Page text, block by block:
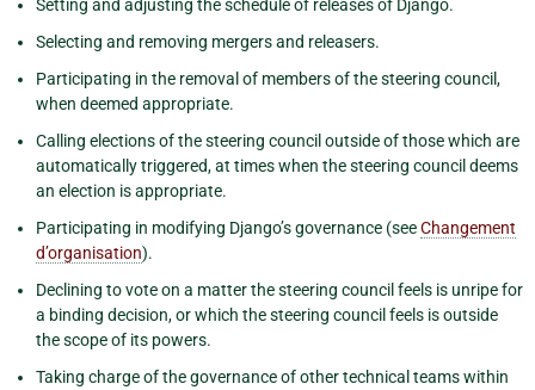
Setting and adjusting the schedule of releases of Django.
Selecting and removing mergers and releasers.
Participating in the removal of members of the steering council,
when deemed appropriate.
Calling elections of the steering council outside of those which are
automatically triggered, at times when the steering council deems
an election is appropriate.
Participating in modifying Django’s governance (seeChangement
d’organisation).
Declining to vote on a matter the steering council feels is unripe for
a binding decision, or which the steering council feels is outside
the scope of its powers.
Taking charge of the governance of other technical teams within